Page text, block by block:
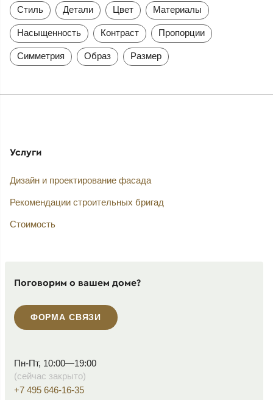
Стиль Детали Цвет Материалы
Насыщенность Контраст Пропорции
Симметрия Образ Размер
Услуги
Дизайн и проектирование фасада
Рекомендации строительных бригад
Стоимость
Поговорим о вашем доме?
ФОРМА СВЯЗИ
Пн-Пт, 10:00—19:00
(сейчас закрыто)
+7 495 646-16-35